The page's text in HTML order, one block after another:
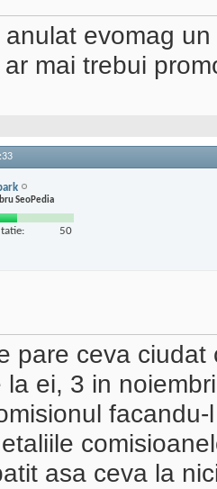
anulat evomag
mai trebui
SeoPedia
50
pare ceva
la ei, 3 in
asa ceva la